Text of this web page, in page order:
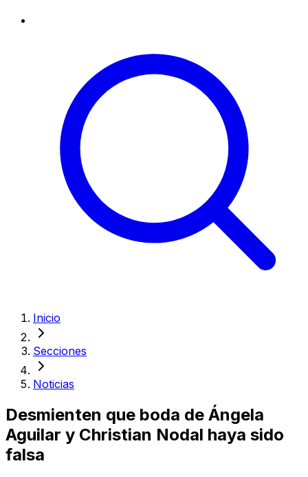
Inicio
Secciones
Noticias
Desmienten que boda de Ángela
Aguilar y Christian Nodal haya sido
falsa